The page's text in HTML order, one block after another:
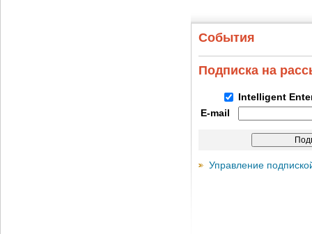
События
Подписка на
Intelligent
E-mail
Управление